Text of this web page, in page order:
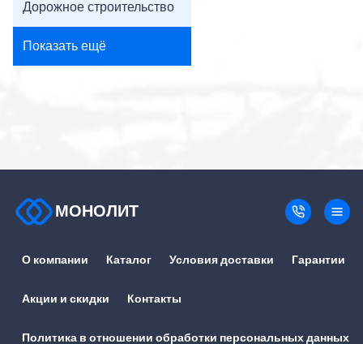
Дорожное строительство
Показать ещё
МОНОЛИТ
О компании Каталог Условия доставки Гарантии
Акции и скидки Контакты
Политика в отношении обработки персональных данных